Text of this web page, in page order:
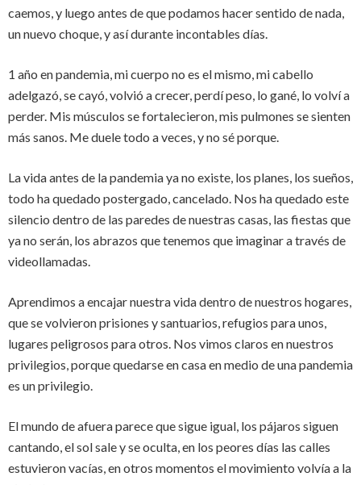
caemos, y luego antes de que podamos hacer sentido de nada,
un nuevo choque, y así durante incontables días.
1 año en pandemia, mi cuerpo no es el mismo, mi cabello
adelgazó, se cayó, volvió a crecer, perdí peso, lo gané, lo volví a
perder. Mis músculos se fortalecieron, mis pulmones se sienten
más sanos. Me duele todo a veces, y no sé porque.
La vida antes de la pandemia ya no existe, los planes, los sueños,
todo ha quedado postergado, cancelado. Nos ha quedado este
silencio dentro de las paredes de nuestras casas, las fiestas que
ya no serán, los abrazos que tenemos que imaginar a través de
videollamadas.
Aprendimos a encajar nuestra vida dentro de nuestros hogares,
que se volvieron prisiones y santuarios, refugios para unos,
lugares peligrosos para otros. Nos vimos claros en nuestros
privilegios, porque quedarse en casa en medio de una pandemia
es un privilegio.
El mundo de afuera parece que sigue igual, los pájaros siguen
cantando, el sol sale y se oculta, en los peores días las calles
estuvieron vacías, en otros momentos el movimiento volvía a la